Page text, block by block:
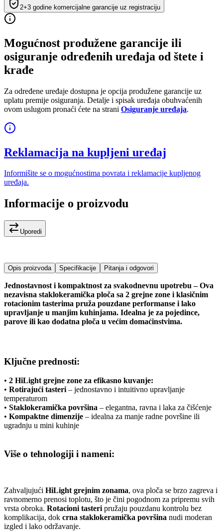
2+3 godine komercijalne garancije uz registraciju
Mogućnost produžene garancije ili
osiguranje određenih uređaja od štete i
krađe
Za određene uređaje dostupna je opcija produžene garancije uz
uplatu premije osiguranja. Detalje i spisak uređaja obuhvaćenih
ovom uslugom pronaći ćete na strani Osiguranje uređaja.
Reklamacija na kupljeni uređaj
Informišite se o mogućnostima povrata i reklamacije kupljenog
uređaja.
Informacije o proizvodu
Uporedi
Opis proizvoda Specifikacije Pitanja i odgovori
Jednostavnost i kompaktnost za svakodnevnu upotrebu – Ova
nezavisna staklokeramička ploča sa 2 grejne zone i klasičnim
rotacionim tasterima pruža pouzdane performanse i lako
upravljanje u manjim kuhinjama. Idealna je za pojedince,
parove ili kao dodatna ploča u većim domaćinstvima.
Ključne prednosti:
• 2 HiLight grejne zone za efikasno kuvanje:
• Rotirajući tasteri– jednostavno i intuitivno upravljanje
temperaturom
• Staklokeramička površina – elegantna, ravna i laka za čišćenje
• Kompaktne dimenzije – idealna za manje radne površine ili
ugradnju u mini kuhinje
Više o tehnologiji i nameni:
Zahvaljujući HiLight grejnim zonama, ova ploča se brzo zagreva i
ravnomerno prenosi toplotu, što je čini pogodnom za pripremu svih
vrsta obroka. Rotacioni tasteri pružaju pouzdanu kontrolu bez
komplikacija, dok crna staklokeramička površina nudi moderan
izgled i lako održavanje.